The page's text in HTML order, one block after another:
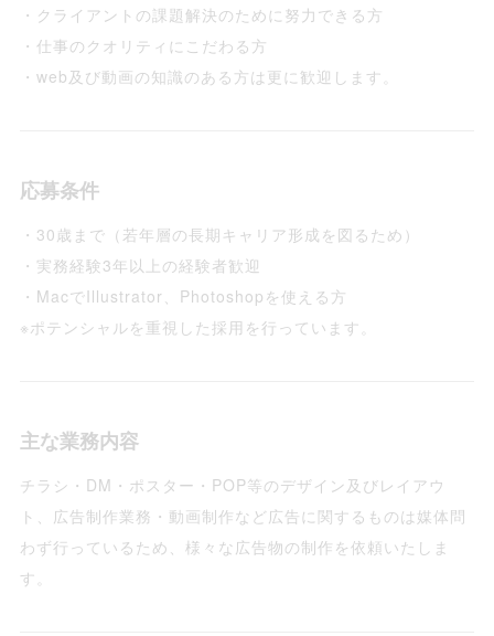
・クライアントの課題解決のために努力できる方
・仕事のクオリティにこだわる方
・web及び動画の知識のある方は更に歓迎します。
応募条件
・30歳まで（若年層の長期キャリア形成を図るため）
・実務経験3年以上の経験者歓迎
・MacでIllustrator、Photoshopを使える方
※ポテンシャルを重視した採用を行っています。
主な業務内容
チラシ・DM・ポスター・POP等のデザイン及びレイアウ
ト、広告制作業務・動画制作など広告に関するものは媒体問
わず行っているため、様々な広告物の制作を依頼いたしま
す。